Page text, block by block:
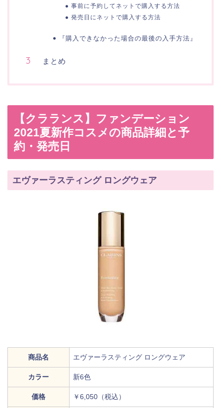
事前に予約してネットで購入する方法
発売日にネットで購入する方法
『購入できなかった場合の最後の入手方法』
まとめ
【クラランス】ファンデーション
2021夏新作コスメの商品詳細と予
約・発売日
エヴァーラスティング ロングウェア
商品名 エヴァーラスティング ロングウェア
カラー 新6色
価格 ￥6,050（税込）